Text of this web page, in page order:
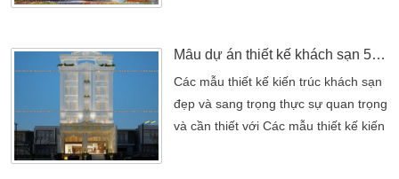
đó , dẫn đến một số tỉnh , thành phố
có tiềm năng phát triển về ngành du
lịch như […]
Mẫu dự án thiết kế khách sạn 5 tầng bán cổ điển
Các mẫu thiết kế kiến trúc khách sạn
đẹp và sang trọng thực sự quan trọng
và cần thiết với Các mẫu thiết kế kiến